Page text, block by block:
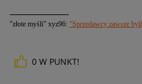
"złote myśli" xyz96: "Sprzedawcy zawsze
0 W PUNKT!